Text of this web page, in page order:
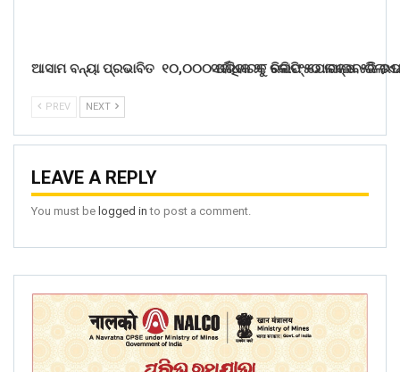
ଆସାମ ବନ୍ୟା ପ୍ରଭାବିତ ୧୦,୦୦୦ ପରିବାରକୁ ରିଲିଫ୍ ଯୋଗାଇବ
ସର୍ବାଧିକ ୨୮ କୋଟି ୫୦ ଲକ୍ଷ ୫ଜି
PREV NEXT
LEAVE A REPLY
You must be logged in to post a comment.